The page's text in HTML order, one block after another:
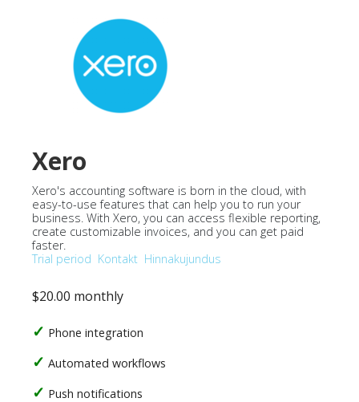
Xero
Xero's accounting software is born in the cloud, with
easy-to-use features that can help you to run your
business. With Xero, you can access flexible reporting,
create customizable invoices, and you can get paid
faster.
Trial period Kontakt Hinnakujundus
$20.00 monthly
Phone integration
Automated workflows
Push notifications